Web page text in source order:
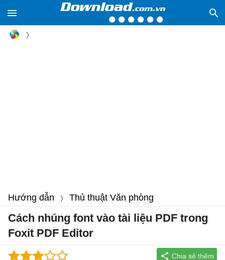
Hướng dẫn Thủ thuật Văn phòng
Cách nhúng font vào tài liệu PDF trong
Foxit PDF Editor